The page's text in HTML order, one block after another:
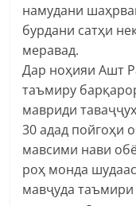
намудани
бурдани сатҳи
меравад.
Дар ноҳияи Ашт
таъмиру
мавриди
30 адад пойгоҳи
мавсими нави
роҳ монда
мавҷуда